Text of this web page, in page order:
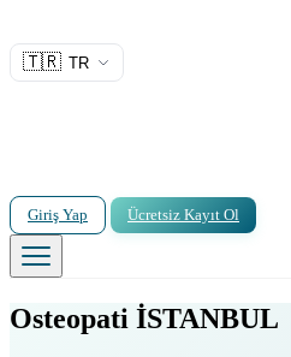
🇹🇷 TR
Giriş Yap Ücretsiz Kayıt Ol
Osteopati İSTANBUL